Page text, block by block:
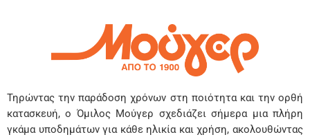
Τηρώντας την παράδοση χρόνων στη ποιότητα και την ορθή
κατασκευή, ο Όμιλος Μούγερ σχεδιάζει σήμερα μια πλήρη
γκάμα υποδημάτων για κάθε ηλικία και χρήση, ακολουθώντας